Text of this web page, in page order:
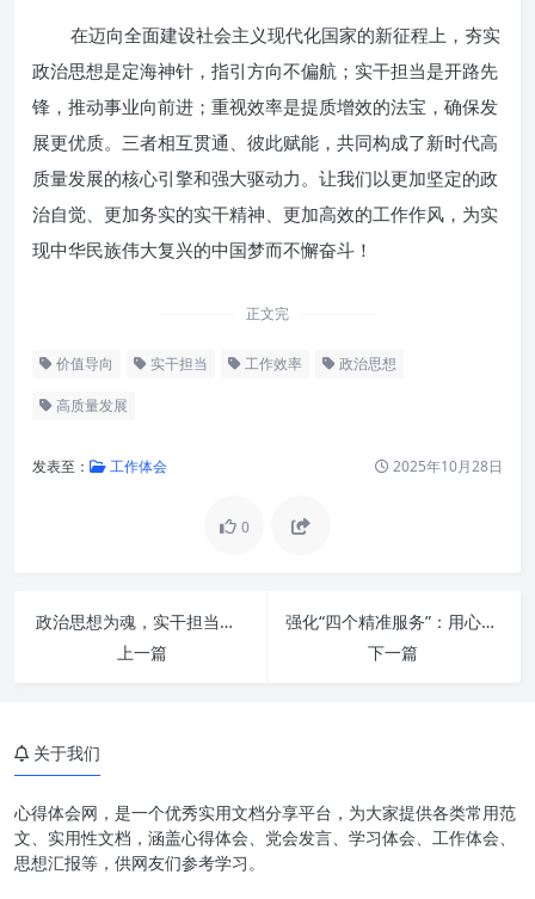
在迈向全面建设社会主义现代化国家的新征程上，夯实
政治思想是定海神针，指引方向不偏航；实干担当是开路先
锋，推动事业向前进；重视效率是提质增效的法宝，确保发
展更优质。三者相互贯通、彼此赋能，共同构成了新时代高
质量发展的核心引擎和强大驱动力。让我们以更加坚定的政
治自觉、更加务实的实干精神、更加高效的工作作风，为实
现中华民族伟大复兴的中国梦而不懈奋斗！
正文完
价值导向 实干担当 工作效率 政治思想
高质量发展
发表至： 工作体会 2025年10月28日
0
政治思想为魂，实干担当为骨，效率为翼：锻造新时代卓越之路——深度解析“夯实政治思想 实干担当重效率”
上一篇
强化“四个精准服务”：用心用情，书写老干部工作新篇章
下一篇
夯实政治思想：指引方向的压舱
思想、实干、效率：三位一体的
协同发展
关于我们
心得体会网，是一个优秀实用文档分享平台，为大家提供各类常用范
文、实用性文档，涵盖心得体会、党会发言、学习体会、工作体会、
思想汇报等，供网友们参考学习。